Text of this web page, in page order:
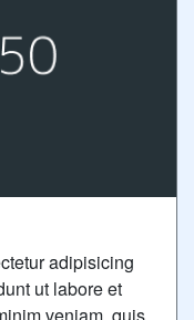
adipisicing
ut labore et